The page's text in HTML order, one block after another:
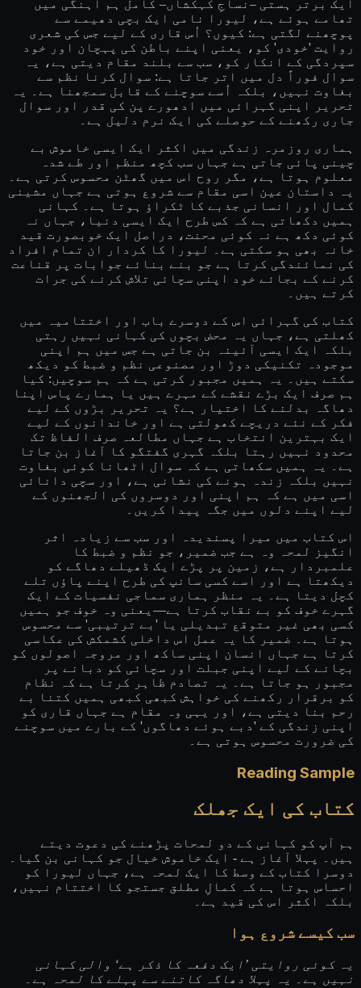
ایک برتر ہستی –نساجِ کہکشاں– کامل ہم آہنگی میں
تھامے ہوئے ہے، لیورا نامی ایک بچی دھیمے سے
پوچھنے لگتی ہے: کیوں؟ اُس قاری کے لیے جس کی شعری
روایت 'خودی' کو، یعنی اپنے باطن کی پہچان اور خود
سپردگی کے انکار کو، سب سے بلند مقام دیتی ہے، یہ
سوال فوراً دل میں اتر جاتا ہے: سوال کرنا نظم سے
بغاوت نہیں، بلکہ اُسے سوچنے کے قابل سمجھنا ہے۔ یہ
تحریر اپنی گہرائی میں ادھورے پن کی قدر اور سوال
جاری رکھنے کے حوصلے کی ایک نرم دلیل ہے۔
ہماری روزمرہ زندگی میں اکثر ایک ایسی خاموش بے
چینی پائی جاتی ہے جہاں سب کچھ منظم اور طے شدہ
معلوم ہوتا ہے، مگر روح اس میں گھٹن محسوس کرتی ہے۔
یہ داستان عین اسی مقام سے شروع ہوتی ہے جہاں مشینی
کمال اور انسانی جذبے کا ٹکراؤ ہوتا ہے۔ کہانی
ہمیں دکھاتی ہے کہ کس طرح ایک ایسی دنیا، جہاں نہ
کوئی دکھ ہے نہ کوئی محنت، دراصل ایک خوبصورت قید
خانہ بھی ہو سکتی ہے۔ لیورا کا کردار ان تمام افراد
کی نمائندگی کرتا ہے جو بنے بنائے جوابات پر قناعت
کرنے کے بجائے خود اپنی سچائی تلاش کرنے کی جرات
کرتے ہیں۔
کتاب کی گہرائی اس کے دوسرے باب اور اختتامیہ میں
کھلتی ہے، جہاں یہ محض بچوں کی کہانی نہیں رہتی
بلکہ ایک ایسی آئینہ بن جاتی ہے جس میں ہم اپنی
موجودہ تکنیکی دوڑ اور مصنوعی نظم و ضبط کو دیکھ
سکتے ہیں۔ یہ ہمیں مجبور کرتی ہے کہ ہم سوچیں: کیا
ہم صرف ایک بڑے نقشے کے مہرے ہیں یا ہمارے پاس اپنا
دھاگہ بدلنے کا اختیار ہے؟ یہ تحریر بڑوں کے لیے
فکر کے نئے دریچے کھولتی ہے اور خاندانوں کے لیے
ایک بہترین انتخاب ہے جہاں مطالعہ صرف الفاظ تک
محدود نہیں رہتا بلکہ گہری گفتگو کا آغاز بن جاتا
ہے۔ یہ ہمیں سکھاتی ہے کہ سوال اٹھانا کوئی بغاوت
نہیں بلکہ زندہ ہونے کی نشانی ہے، اور سچی دانائی
اسی میں ہے کہ ہم اپنی اور دوسروں کی الجھنوں کے
لیے اپنے دلوں میں جگہ پیدا کریں۔
اس کتاب میں میرا پسندیدہ اور سب سے زیادہ اثر
انگیز لمحہ وہ ہے جب ضمیر، جو نظم و ضبط کا
علمبردار ہے، زمین پر پڑے ایک ڈھیلے دھاگے کو
دیکھتا ہے اور اسے کسی سانپ کی طرح اپنے پاؤں تلے
کچل دیتا ہے۔ یہ منظر ہماری سماجی نفسیات کے ایک
گہرے خوف کو بے نقاب کرتا ہے—یعنی وہ خوف جو ہمیں
کسی بھی غیر متوقع تبدیلی یا 'بے ترتیبی' سے محسوس
ہوتا ہے۔ ضمیر کا یہ عمل اس داخلی کشمکش کی عکاسی
کرتا ہے جہاں انسان اپنی ساکھ اور مروجہ اصولوں کو
بچانے کے لیے اپنی جبلت اور سچائی کو دبانے پر
مجبور ہو جاتا ہے۔ یہ تصادم ظاہر کرتا ہے کہ نظام
کو برقرار رکھنے کی خواہش کبھی کبھی ہمیں کتنا بے
رحم بنا دیتی ہے، اور یہی وہ مقام ہے جہاں قاری کو
اپنی زندگی کے 'دبے ہوئے دھاگوں' کے بارے میں سوچنے
کی ضرورت محسوس ہوتی ہے۔
Reading Sample
کتاب کی ایک جھلک
ہم آپ کو کہانی کے دو لمحات پڑھنے کی دعوت دیتے
ہیں۔ پہلا آغاز ہے - ایک خاموش خیال جو کہانی بن گیا۔
دوسرا کتاب کے وسط کا ایک لمحہ ہے، جہاں لیورا کو
احساس ہوتا ہے کہ کمالِ مطلق جستجو کا اختتام نہیں،
بلکہ اکثر اس کی قید ہے۔
سب کیسے شروع ہوا
یہ کوئی روایتی ’ایک دفعہ کا ذکر ہے‘ والی کہانی
نہیں ہے۔ یہ پہلا دھاگہ کاتنے سے پہلے کا لمحہ ہے۔